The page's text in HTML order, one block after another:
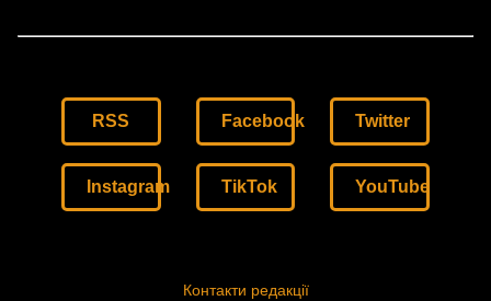
RSS Facebook Twitter
Instagram TikTok YouTube
Контакти редакції